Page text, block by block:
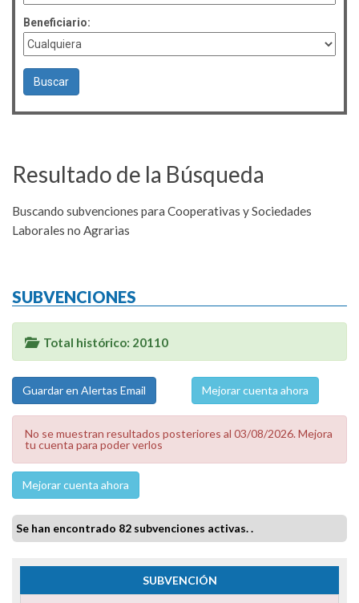
Beneficiario:
Resultado de la Búsqueda
Buscando subvenciones para Cooperativas y Sociedades
Laborales no Agrarias
SUBVENCIONES
Total histórico: 20110
Mejorar cuenta ahora
No se muestran resultados posteriores al 03/08/2026. Mejora
tu cuenta para poder verlos
Mejorar cuenta ahora
Se han encontrado 82 subvenciones activas. .
SUBVENCIÓN